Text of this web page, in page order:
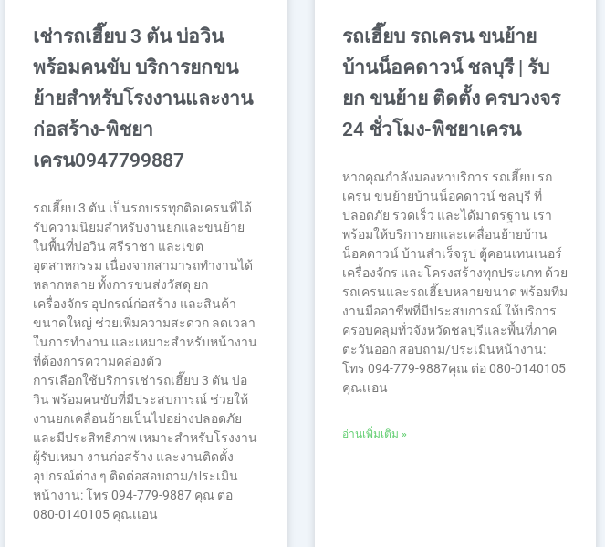
เช่ารถเฮี๊ยบ 3 ตัน บ่อวิน
พร้อมคนขับ บริการยกขน
ย้ายสำหรับโรงงานและงาน
ก่อสร้าง-พิชยา
เครน0947799887
รถเฮี๊ยบ 3 ตัน เป็นรถบรรทุกติดเครนที่ได้
รับความนิยมสำหรับงานยกและขนย้าย
ในพื้นที่บ่อวิน ศรีราชา และเขต
อุตสาหกรรม เนื่องจากสามารถทำงานได้
หลากหลาย ทั้งการขนส่งวัสดุ ยก
เครื่องจักร อุปกรณ์ก่อสร้าง และสินค้า
ขนาดใหญ่ ช่วยเพิ่มความสะดวก ลดเวลา
ในการทำงาน และเหมาะสำหรับหน้างาน
ที่ต้องการความคล่องตัว
การเลือกใช้บริการเช่ารถเฮี๊ยบ 3 ตัน บ่อ
วิน พร้อมคนขับที่มีประสบการณ์ ช่วยให้
งานยกเคลื่อนย้ายเป็นไปอย่างปลอดภัย
และมีประสิทธิภาพ เหมาะสำหรับโรงงาน
ผู้รับเหมา งานก่อสร้าง และงานติดตั้ง
อุปกรณ์ต่าง ๆ ติดต่อสอบถาม/ประเมิน
หน้างาน: โทร 094-779-9887 คุณ ต่อ
080-0140105 คุณเเอน
รถเฮี๊ยบ รถเครน ขนย้าย
บ้านน็อคดาวน์ ชลบุรี | รับ
ยก ขนย้าย ติดตั้ง ครบวงจร
24 ชั่วโมง-พิชยาเครน
หากคุณกำลังมองหาบริการ รถเฮี๊ยบ รถ
เครน ขนย้ายบ้านน็อคดาวน์ ชลบุรี ที่
ปลอดภัย รวดเร็ว และได้มาตรฐาน เรา
พร้อมให้บริการยกและเคลื่อนย้ายบ้าน
น็อคดาวน์ บ้านสำเร็จรูป ตู้คอนเทนเนอร์
เครื่องจักร และโครงสร้างทุกประเภท ด้วย
รถเครนและรถเฮี๊ยบหลายขนาด พร้อมทีม
งานมืออาชีพที่มีประสบการณ์ ให้บริการ
ครอบคลุมทั่วจังหวัดชลบุรีและพื้นที่ภาค
ตะวันออก สอบถาม/ประเมินหน้างาน:
โทร 094-779-9887คุณ ต่อ 080-0140105
คุณเเอน
อ่านเพิ่มเติม »